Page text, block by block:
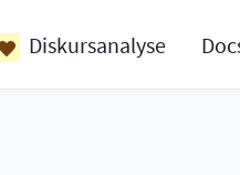
Diskursanalyse